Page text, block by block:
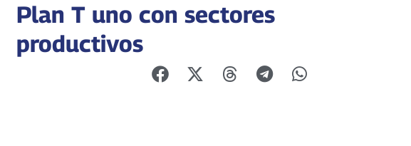
Plan T uno con sectores
productivos